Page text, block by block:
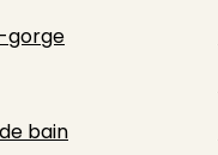
gorge
bain